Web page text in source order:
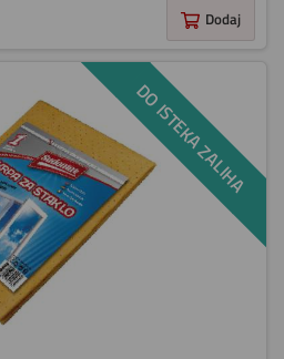
Dodaj
DO ISTEKA ZALIHA